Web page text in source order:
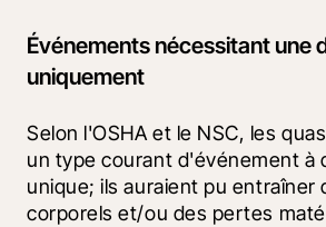
Événements nécessitant une
uniquement
Selon l'OSHA et le NSC, les
un type courant d'événement à
unique; ils auraient pu entraîner
corporels et/ou des pertes